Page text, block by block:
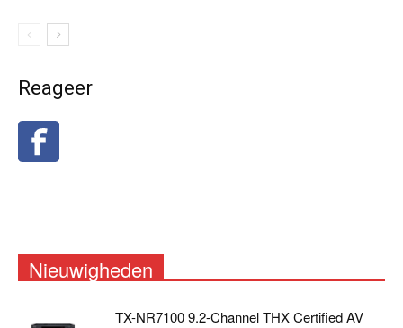
Reageer
Nieuwigheden
TX-NR7100 9.2-Channel THX Certified AV